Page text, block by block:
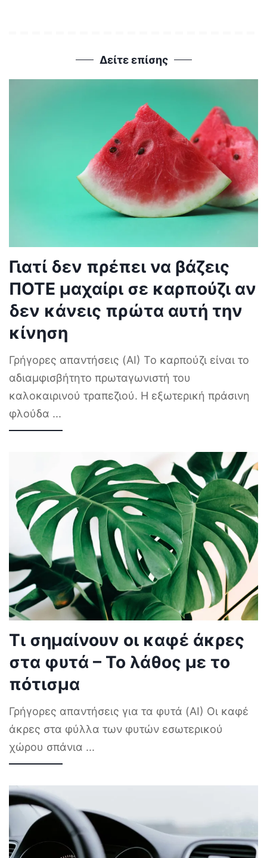
Δείτε επίσης
Γιατί δεν πρέπει να βάζεις
ΠΟΤΕ μαχαίρι σε καρπούζι αν
δεν κάνεις πρώτα αυτή την
κίνηση
Γρήγορες απαντήσεις (AI) Το καρπούζι είναι το
αδιαμφισβήτητο πρωταγωνιστή του
καλοκαιρινού τραπεζιού. Η εξωτερική πράσινη
φλούδα ...
Τι σημαίνουν οι καφέ άκρες
στα φυτά – Το λάθος με το
πότισμα
Γρήγορες απαντήσεις για τα φυτά (AI) Οι καφέ
άκρες στα φύλλα των φυτών εσωτερικού
χώρου σπάνια ...